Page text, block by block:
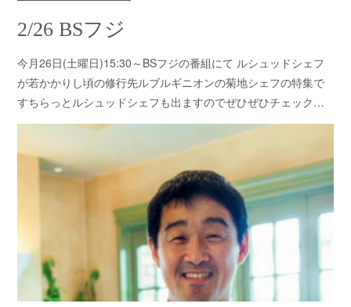
2/26 BSフジ
今月26日(土曜日)15:30～BSフジの番組にて ルシュッドシェフ
が若かかりし頃の修行先ルブルギニオンの菊地シェフの特集で
すちらっとルシュッドシェフも出ますのでぜひぜひチェック…